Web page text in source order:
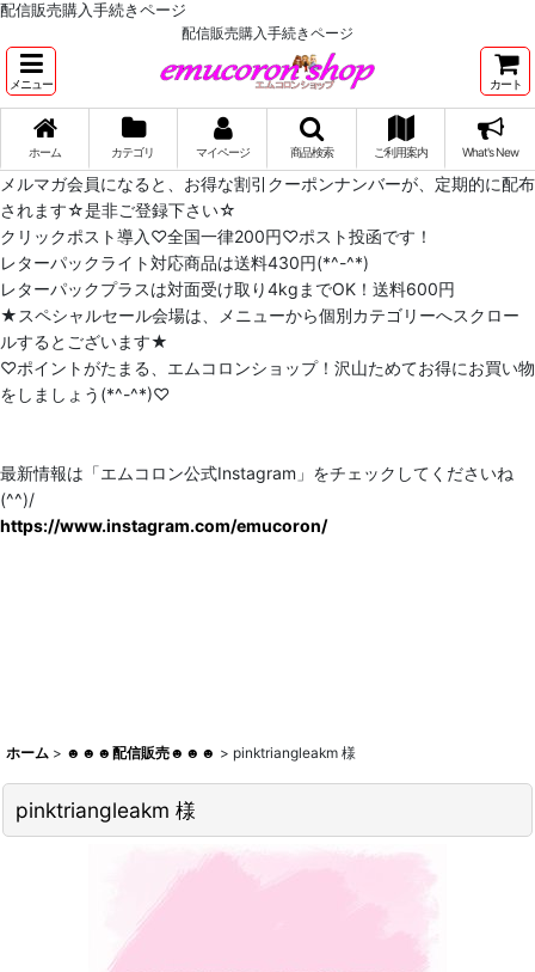
配信販売購入手続きページ
配信販売購入手続きページ
メニュー カート
ホーム カテゴリ マイページ 商品検索 ご利用案内 What's New
メルマガ会員になると、お得な割引クーポンナンバーが、定期的に配布
されます☆是非ご登録下さい☆
クリックポスト導入♡全国一律200円♡ポスト投函です！
レターパックライト対応商品は送料430円(*^-^*)
レターパックプラスは対面受け取り4kgまでOK！送料600円
★スペシャルセール会場は、メニューから個別カテゴリーへスクロー
ルするとございます★
♡ポイントがたまる、エムコロンショップ！沢山ためてお得にお買い物
をしましょう(*^-^*)♡
最新情報は「エムコロン公式Instagram」をチェックしてくださいね
(^^)/
https://www.instagram.com/emucoron/
ホーム > ☻☻☻配信販売☻☻☻ > pinktriangleakm 様
pinktriangleakm 様